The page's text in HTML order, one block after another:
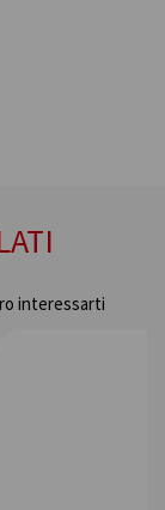
interessarti